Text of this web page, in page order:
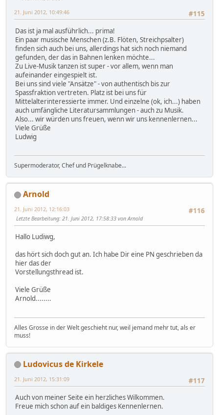
#115
21. Juni 2012, 10:49:46
Das ist ja mal ausführlich... prima!
Ein paar musische Menschen (z.B. Flöten, Streichpsalter)
finden sich auch bei uns, allerdings hat sich noch niemand
gefunden, der das in Bahnen lenken möchte...
Zu Live-Musik tanzen ist super - vor allem, wenn man
aufeinander eingespielt ist.
Bei uns sind viele "Ansätze" - von authentisch bis zur
Spassfraktion vertreten. Platz ist bei uns für
Mittelalterinteressierte immer. Und einzelne (ok, ich...) haben
auch umfängliche Literatursammlungen - auch zu Musik.
Also... wir würden uns freuen, wenn wir uns kennenlernen...
Viele Grüße
Ludwig
Supermoderator, Chef und Prügelknabe...
Arnold
#116
21. Juni 2012, 12:16:03
Letzte Bearbeitung: 21. Juni 2012, 17:58:33 von Arnold
Hallo Ludiwg,
das hört sich doch gut an. Ich habe Dir eine PN geschrieben da
hier das der
Vorstellungsthread ist.
Viele Grüße
Arnold........
Alles Grosse in der Welt geschieht nur, weil jemand mehr tut, als er
muss!
Ludovicus de Kirkele
#117
21. Juni 2012, 15:31:09
Auch von meiner Seite ein herzliches Wilkommen.
Freue mich schon auf ein baldiges Kennenlernen.